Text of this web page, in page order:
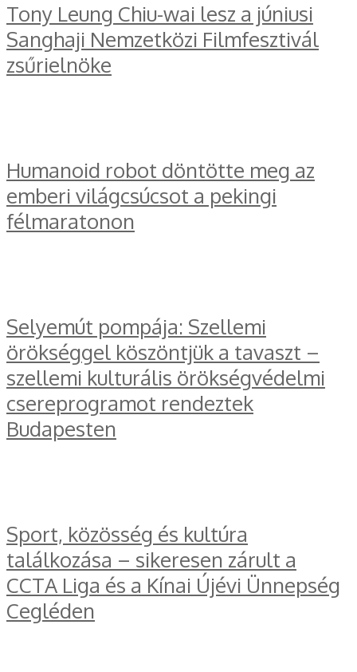
Tony Leung Chiu-wai lesz a júniusi
Sanghaji Nemzetközi Filmfesztivál
zsűrielnöke
Humanoid robot döntötte meg az
emberi világcsúcsot a pekingi
félmaratonon
Selyemút pompája: Szellemi
örökséggel köszöntjük a tavaszt –
szellemi kulturális örökségvédelmi
csereprogramot rendeztek
Budapesten
Sport, közösség és kultúra
találkozása – sikeresen zárult a
CCTA Liga és a Kínai Újévi Ünnepség
Cegléden